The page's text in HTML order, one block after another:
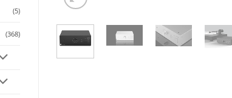
(5)
(368)